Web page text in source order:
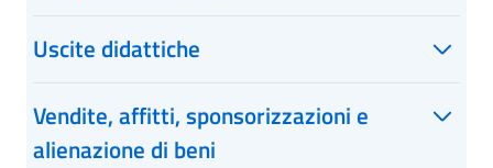
Uscite didattiche
Vendite, affitti, sponsorizzazioni e
alienazione di beni